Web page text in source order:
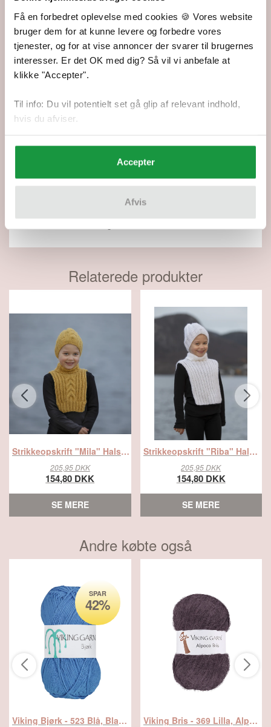
Få en forbedret oplevelse med cookies 🍪 Vores website
bruger dem for at kunne levere og forbedre vores
tjenester, og for at vise annoncer der svarer til brugernes
interesser. Er det OK med dig? Så vil vi anbefale at
klikke "Accepter".
Til info: Du vil potentielt set gå glip af relevant indhold,
hvis du afviser.
Accepter
Afvis
Ønsker du kun opskriften, koster den separat 69,00 kr.
og sendes som PDF.
Fragt fra 45,-
Fri fragt ved køb over 499,-
1-2 dages levering
Du kan altid følge din pakke
Prisgaranti
Relaterede produkter
Strikkeopskrift "Mila" Hals og hue - Viking Design 2033-7 Kit - Barn - Viking Alpaca Bris, fra Viking
205,95 DKK
154,80 DKK
SE MERE
Strikkeopskrift "Riba" Hals og hue - Viking Design 2034-7 Kit - Barn - Viking Alpaca Bris, fra Viking
205,95 DKK
154,80 DKK
SE MERE
Andre købte også
SPAR
42%
Viking Bjørk - 523 Blå, Blandingsgarn, fra Viking Viking Bris - 369 Lilla, Alpacagarn, fra Viking